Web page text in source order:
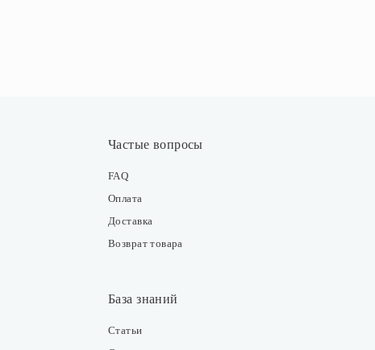
Частые вопросы
FAQ
Оплата
Доставка
Возврат товара
База знаний
Статьи